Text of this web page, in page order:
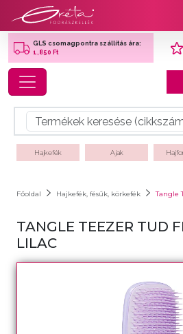
GLS csomagpontra szállítás ára:
1,850 Ft
Toggle navigation
Hajkefék Ajak
Főoldal Hajkefék, fésűk, körkefék Tangle
TANGLE TEEZER TUD
LILAC